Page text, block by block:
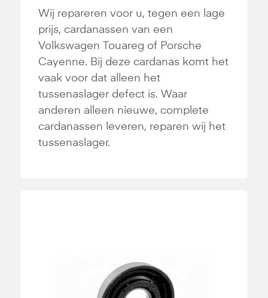
Wij repareren voor u, tegen een lage
prijs, cardanassen van een
Volkswagen Touareg of Porsche
Cayenne. Bij deze cardanas komt het
vaak voor dat alleen het
tussenaslager defect is. Waar
anderen alleen nieuwe, complete
cardanassen leveren, reparen wij het
tussenaslager.